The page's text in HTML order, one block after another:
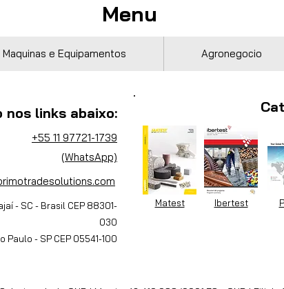
Menu
Maquinas e Equipamentos Agronegocio
links abaixo:
+55 11 97721-1739
(WhatsApp)
- SC - Brasil CEP 88301-
030
Paulo - SP CEP 05541-100
Matest Ibertest